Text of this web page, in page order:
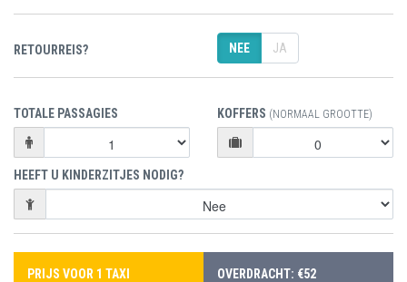
RETOURREIS? NEE JA
TOTALE PASSAGIES KOFFERS (NORMAAL GROOTTE)
HEEFT U KINDERZITJES NODIG?
PRIJS VOOR 1 TAXI
OVERDRACHT: €52